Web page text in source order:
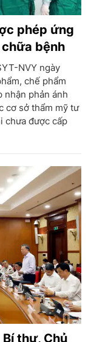
phép ứng
bệnh
NVY ngày
chế phẩm
nhận phản ánh
cơ sở thẩm mỹ tư
chưa được cấp
thư, Chủ